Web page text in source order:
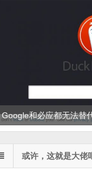
Google和必应都无法替
或许，这就是大佬